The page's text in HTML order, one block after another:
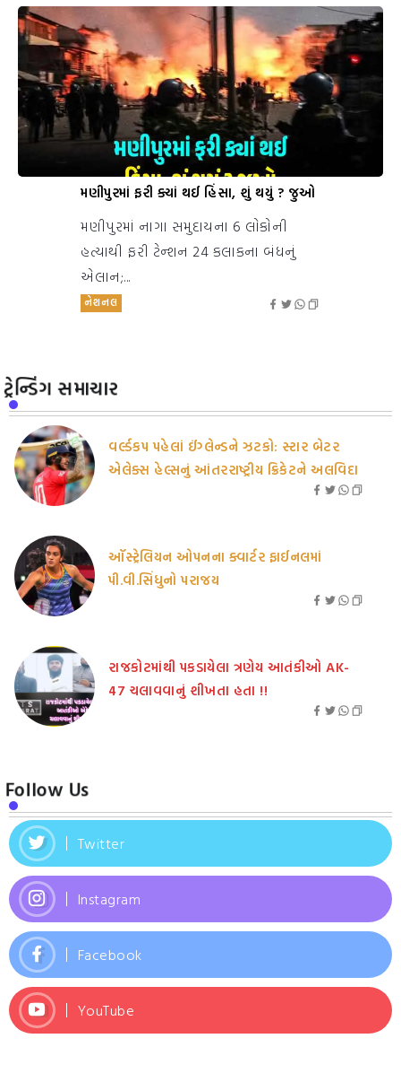
મણીપુરમાં ફરી ક્યાં થઈ હિંસા, શું થયું ? જુઓ
મણીપુરમાં નાગા સમુદાયના 6 લોકોની
હત્યાથી ફરી ટેન્શન 24 કલાકના બંધનું
એલાન;...
નેશનલ
ટ્રેન્ડિંગ સમાચાર
વર્લ્ડકપ પહેલાં ઈંગ્લેન્ડને ઝટકો: સ્ટાર બેટર
એલેક્સ હેલ્સનું આંતરરાષ્ટ્રીય ક્રિકેટને અલવિદા
ઑસ્ટ્રેલિયન ઓપનના ક્વાર્ટર ફાઈનલમાં
પી.વી.સિંધુનો પરાજય
રાજકોટમાંથી પકડાયેલા ત્રણેય આતંકીઓ AK-
47 ચલાવવાનું શીખતા હતા !!
Follow Us
Twitter
Instagram
Facebook
YouTube